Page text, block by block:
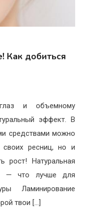
Как добиться
и объемному
эффект. В
средствами можно
ресниц, но и
рост! Натуральная
— что лучше для
Ламинирование
твои […]